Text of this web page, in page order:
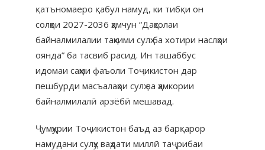
қатъномаеро қабул намуд, ки тибқи он
солҳои 2027-2036 ҳамчун “Даҳсолаи
байналмилалии таҳкими сулҳ ба хотири наслҳои
оянда” ба тасвиб расид. Ин ташаббус
идомаи саҳми фаъоли Тоҷикистон дар
пешбурди масъалаҳои сулҳ ва ҳамкории
байналмилалӣ арзёбӣ мешавад.
​Ҷумҳурии Тоҷикистон баъд аз барқарор
намудани сулҳу ваҳдати миллӣ таҷрибаи